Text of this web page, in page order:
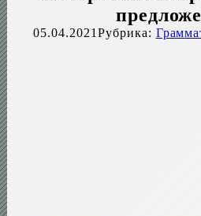
05.04.2021 Рубрика: